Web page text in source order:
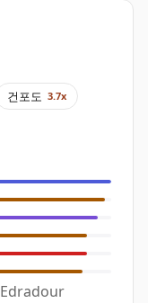
건포도 3.7x
Edradour